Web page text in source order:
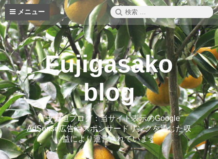
コ
ン
テ
ン
ツ
へ
ス
キ
ッ
プ
メニュー
検
索:
Fujigasako
blog
富士ガ迫ブログ：当サイト表示のGoogle
AdSense広告やスポンサードリンクを通じた収
益により運営されています